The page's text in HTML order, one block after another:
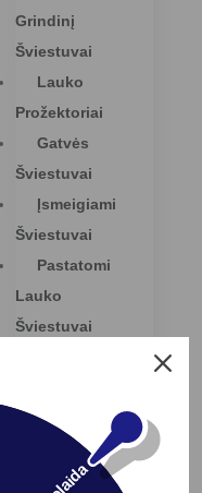
Grindinį
Šviestuvai
Lauko
Prožektoriai
Gatvės
Šviestuvai
Įsmeigiami
Šviestuvai
Pastatomi
Lauko
Šviestuvai
Elektros
Instaliacijos